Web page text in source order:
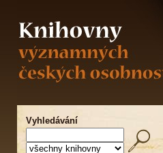
Vyhledávání